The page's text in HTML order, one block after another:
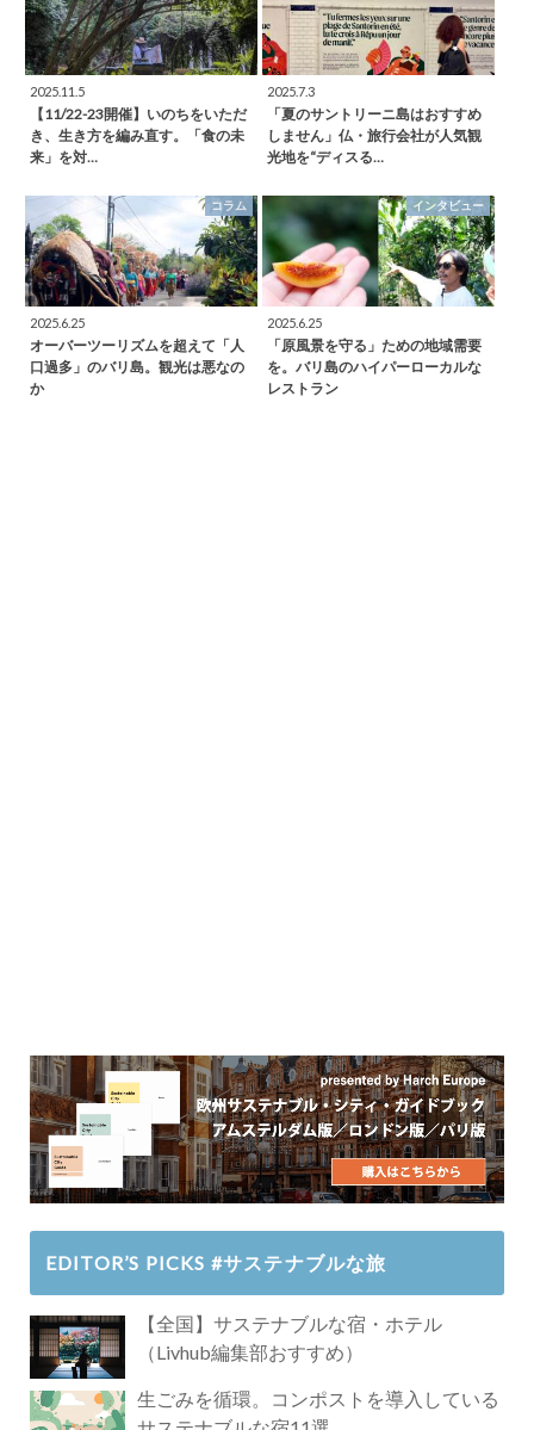
2025.11.5
【11/22-23開催】いのちをいただ
き、生き方を編み直す。「食の未
来」を対…
2025.7.3
「夏のサントリーニ島はおすすめ
しません」仏・旅行会社が人気観
光地を“ディスる…
コラム
2025.6.25
オーバーツーリズムを超えて「人
口過多」のバリ島。観光は悪なの
か
インタビュー
2025.6.25
「原風景を守る」ための地域需要
を。バリ島のハイパーローカルな
レストラン
EDITOR’S PICKS #サステナブルな旅
【全国】サステナブルな宿・ホテル
（Livhub編集部おすすめ）
生ごみを循環。コンポストを導入している